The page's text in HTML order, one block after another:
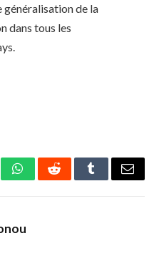
généralisation de la
dans tous les
WhatsAppRedditTumblrEmail